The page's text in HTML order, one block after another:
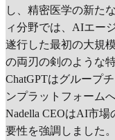
し、精密医学の新た
ィ分野では、AIエー
遂行した最初の大規
の両刃の剣のような
ChatGPTはグループ
ンプラットフォーム
Nadella CEOはAI市
要性を強調しました。